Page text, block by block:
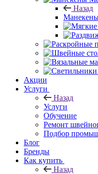
Назад
Акции
Услуги
Назад
Услуги
Обучение
Ремонт
Подбор
Блог
Бренды
Как купить
Назад